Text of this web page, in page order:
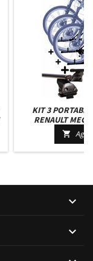
KIT 3
RENAULT
COMPATTI C/
ATTACCHI


